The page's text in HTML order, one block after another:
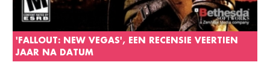
'FALLOUT: NEW VEGAS', EEN RECENSIE VEERTIEN
JAAR NA DATUM